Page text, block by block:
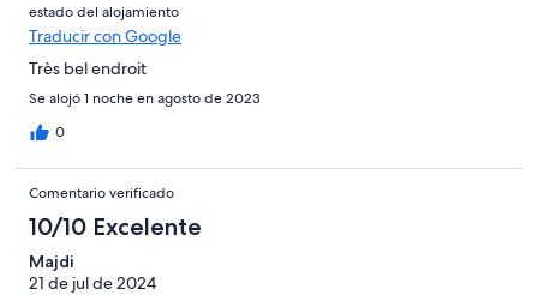
estado del alojamiento
Traducir con Google
Très bel endroit
Se alojó 1 noche en agosto de 2023
0
Comentario verificado
10/10 Excelente
Majdi
21 de jul de 2024